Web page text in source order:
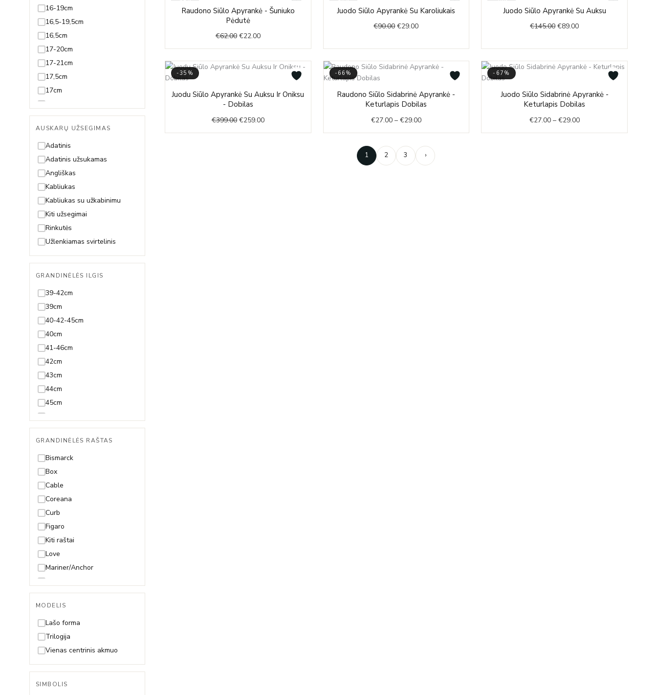
Juodmedis
Juvelyrinė emalė
Koralas
Kvarcas
Lazuritas
Malachitas
Nefritas
Oniksas
Opalas
Perlas ir Perlamutras
Piritas
Rodolitas
Rubinas
Safyras
Smaragdas
Špinelis
Sultanitas
Swarovski
Topazas
Turkis
Turmalinas
16-19cm
16,5-19,5cm
16,5cm
17-20cm
17-21cm
17,5cm
17cm
18-21cm
18-22cm
18,5-21,5cm
18,5-23,5cm
18,5cm
18cm
19-21cm
19-22cm
19-23cm
19,5cm
19cm
20,5-23,5cm
20,5cm
20cm
21,5cm
21cm
22,5cm
22cm
23,5cm
23cm
24cm
AUSKARŲ UŽSEGIMAS
Adatinis
Adatinis užsukamas
Angliškas
Kabliukas
Kabliukas su užkabinimu
Kiti užsegimai
Rinkutės
Užlenkiamas svirtelinis
GRANDINĖLĖS ILGIS
39-42cm
39cm
40-42-45cm
40cm
41-46cm
42cm
43cm
44cm
45cm
47-50cm
49cm
50cm
55cm
60cm
65cm
70cm
GRANDINĖLĖS RAŠTAS
Bismarck
Box
Cable
Coreana
Curb
Figaro
Kiti raštai
Love
Mariner/Anchor
Paperclip
Pitonas
Rolo
Rombo
Rope (Virvutė)
Singapore
MODELIS
Lašo forma
Trilogija
Vienas centrinis akmuo
SIMBOLIS
Raudono Siūlo Apyrankė - Šuniuko
Pėdutė
€62.00
price
€62.00.
€22.00
Current
price
€22.00.
Juodo Siūlo Apyrankė Su Karoliukais
€90.00
price
was:
€29.00
price
is:
Juodo Siūlo Apyrankė Su Auksu
€145.00
price
was:
€89.00
price
is:
-35%
Juodu Siūlo Apyrankė Su Auksu Ir Oniksu
- Dobilas
€399.00
price
€399.00.
€259.00€259.00.
-66%
Raudono Siūlo Sidabrinė Apyrankė -
Keturlapis Dobilas
€27.00 – €29.00
range:
through
€29.00
-67%
Juodo Siūlo Sidabrinė Apyrankė -
Keturlapis Dobilas
€27.00 – €29.00
range:
through
€29.00
1 2 3 ›